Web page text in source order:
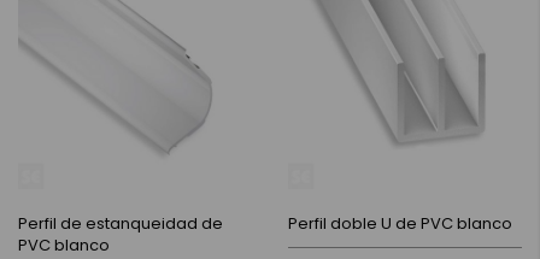
Perfil de estanqueidad de
PVC blanco
Perfil doble U de PVC blanco